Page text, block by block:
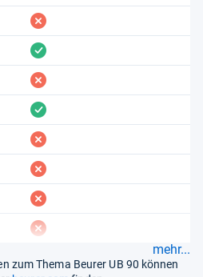
fehlt
vorhanden
fehlt
vorhanden
fehlt
fehlt
fehlt
fehlt
mehr...
zum Thema Beurer UB 90 können